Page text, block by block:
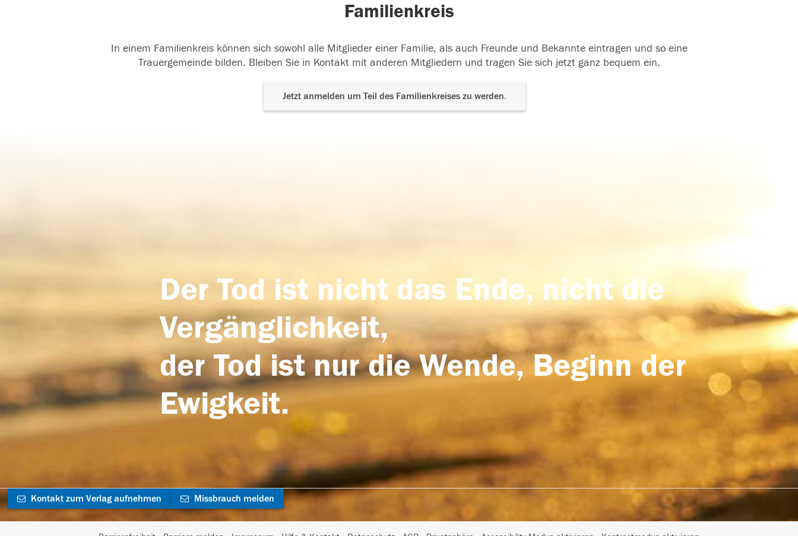
Familienkreis
In einem Familienkreis können sich sowohl alle Mitglieder einer Familie, als auch Freunde und Bekannte eintragen und so eine
Trauergemeinde bilden. Bleiben Sie in Kontakt mit anderen Mitgliedern und tragen Sie sich jetzt ganz bequem ein.
Jetzt anmelden um Teil des Familienkreises zu werden.
Der Tod ist nicht das Ende, nicht die
Vergänglichkeit,
der Tod ist nur die Wende, Beginn der
Ewigkeit.
Kontakt zum Verlag aufnehmen Missbrauch melden